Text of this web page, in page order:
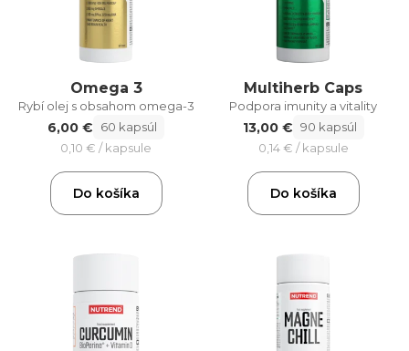
Omega 3
Rybí olej s obsahom omega-3
6,00 €
60 kapsúl
0,10 € / kapsule
Do košíka
Multiherb Caps
Podpora imunity a vitality
13,00 € 90 kapsúl
0,14 € / kapsule
Do košíka